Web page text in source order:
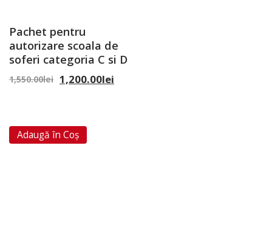
Pachet pentru
autorizare scoala de
soferi categoria C si D
1,550.00lei 1,200.00lei
Adaugă în Coș